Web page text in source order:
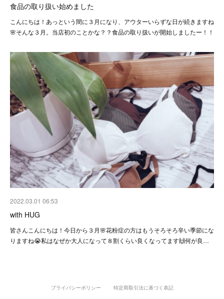
食品の取り扱い始めました
こんにちは！あっという間に３月になり、アウターいらずな日が続きますね
🌸そんな３月。当店初のことかな？？食品の取り扱いが開始しましたー！！
2022.03.01 06:53
with HUG
皆さんこんにちは！今日から３月🌸花粉症の方はもうそろそろ辛い季節にな
りますね😭私はなぜか大人になって８割くらい良くなってます🙌何が良…
プライバシーポリシー 特定商取引法に基づく表記